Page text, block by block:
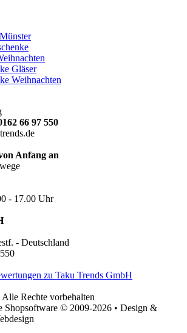
Gläser
Weihnachten
66 97 550
Anfang an
- 17.00 Uhr
- Deutschland
Rechte vorbehalten
Shopsoftware © 2009-2026 • Design &